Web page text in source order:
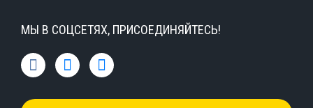
МЫ В СОЦСЕТЯХ, ПРИСОЕДИНЯЙТЕСЬ!